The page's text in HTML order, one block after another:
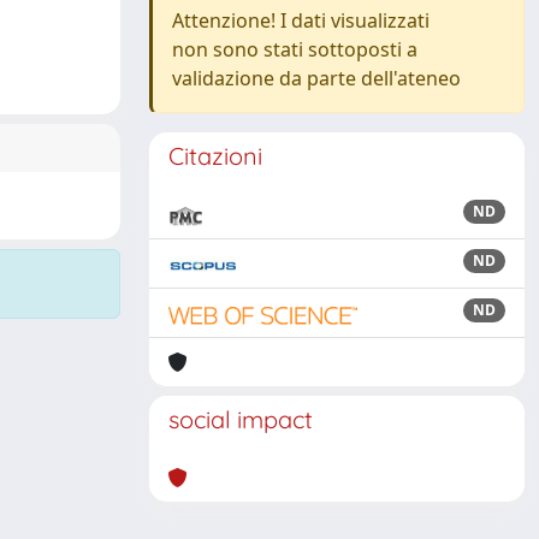
Attenzione! I dati visualizzati
non sono stati sottoposti a
validazione da parte dell'ateneo
Citazioni
ND
ND
ND
social impact